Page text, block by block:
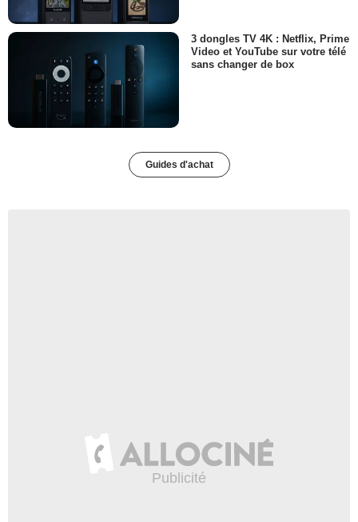
3 dongles TV 4K : Netflix, Prime
Video et YouTube sur votre télé
sans changer de box
Guides d'achat